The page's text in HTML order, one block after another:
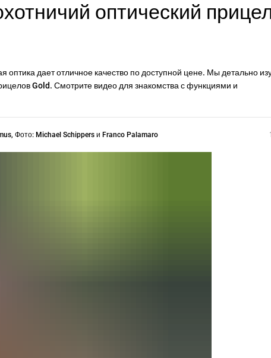
оптический
дает отличное качество по доступной цене. Мы детально
Gold. Смотрите видео для знакомства с функциями и
Фото: Michael Schippers и Franco Palamaro